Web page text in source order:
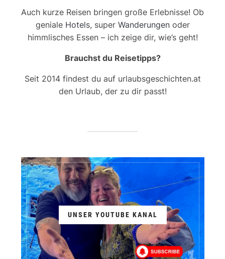
Auch kurze Reisen bringen große Erlebnisse! Ob
geniale Hotels, super Wanderungenoder
himmlisches Essen – ich zeige dir, wie’s geht!
Brauchst du Reisetipps?
Seit 2014 findest du auf urlaubsgeschichten.at
den Urlaub, der zu dir passt!
UNSER YOUTUBE KANAL